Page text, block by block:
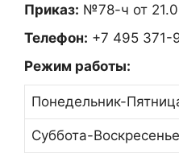
Приказ: №78-ч от
Телефон: +7 495 371-
Режим работы:
Понедельник-
Суббота-Воскресенье